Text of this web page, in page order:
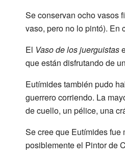
Se conservan ocho vasos
vaso, pero no lo pintó). En
El Vaso de los juerguistas
que están disfrutando de
Eutímides también pudo
guerrero corriendo. La
de cuello, un pélice, una
Se cree que Eutímides fue
posiblemente el Pintor de